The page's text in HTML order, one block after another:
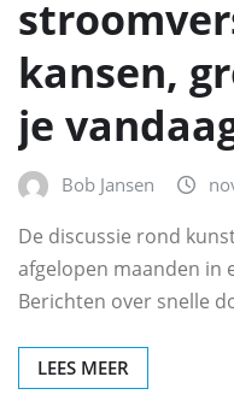
kansen,
je
Bob Jansen
De discussie rond
afgelopen maanden in
Berichten over snelle
LEES MEER